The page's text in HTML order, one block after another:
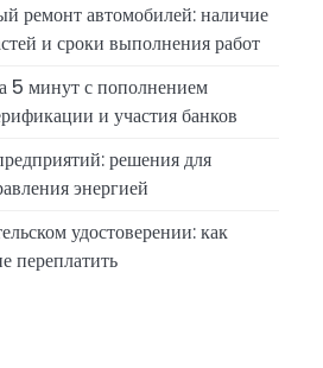
ремонт автомобилей: наличие
и сроки выполнения работ
5 минут с пополнением
и участия банков
решения для
энергией
удостоверении: как
переплатить